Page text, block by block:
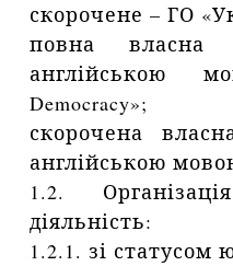
скорочене – ГО
повна власна
англійською
Democracy»;
скорочена
англійською
1.2.
діяльність:
1.2.1. зі статусом